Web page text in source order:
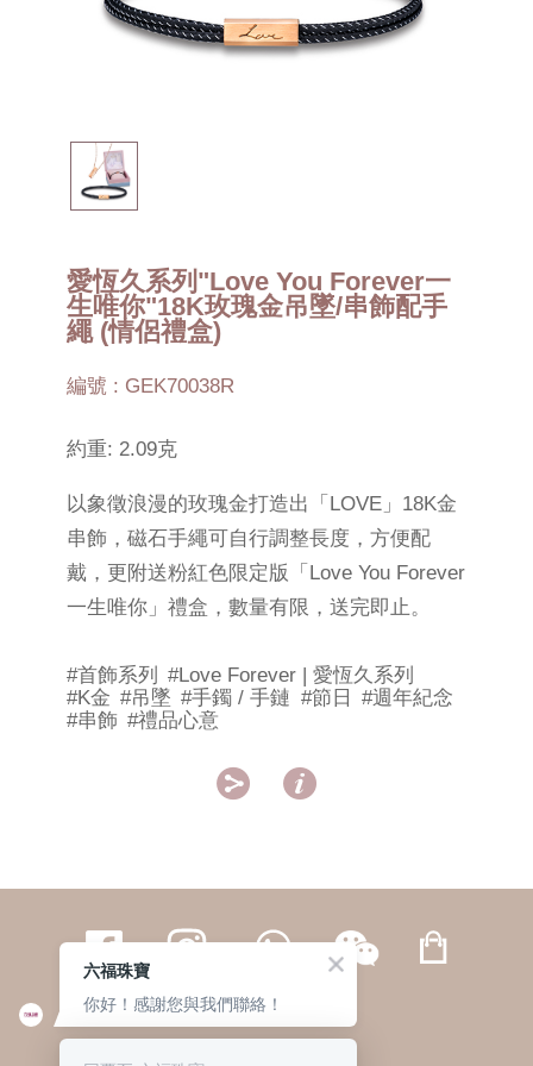
愛恆久系列"Love You Forever一
生唯你"18K玫瑰金吊墜/串飾配手
繩 (情侶禮盒)
編號 : GEK70038R
約重: 2.09克
以象徵浪漫的玫瑰金打造出「LOVE」18K金
串飾，磁石手繩可自行調整長度，方便配
戴，更附送粉紅色限定版「Love You Forever
一生唯你」禮盒，數量有限，送完即止。
#首飾系列
#Love Forever | 愛恆久系列
#K金 #吊墜 #手鐲 / 手鏈 #節日
#週年紀念
#串飾 #禮品心意
 
繁體 | 簡体
六福珠寶
你好！感謝您與我們聯絡！